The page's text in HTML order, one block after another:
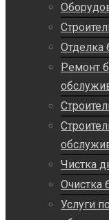
Отделка
Ремонт
Чистка
Очистка
Услуги